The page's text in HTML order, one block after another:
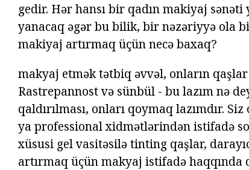
gedir. Hər hansı bir qadın makiyaj
yanacaq əgər bu bilik, bir nəzəriyyə ola
makiyaj artırmaq üçün necə baxaq?
makyaj etmək tətbiq əvvəl, onların qaşlar
Rastrepannost və sünbül - bu lazım nə
qaldırılması, onları qoymaq lazımdır.
ya professional xidmətlərindən istifadə
xüsusi gel vasitəsilə tinting qaşlar,
artırmaq üçün makyaj istifadə